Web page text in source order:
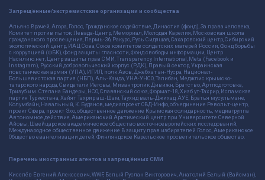
Запрещённые/экстремистские организации и сообщества
Альянс Врачей, Агора, Голос, Гражданское содействие, Династия (фонд), За права человека,
Комитет против пыток, Левада-Центр, Мемориал, Молодая Карелия, Московская школа
гражданского просвещения, Пермь-36, Ракурс, Русь Сидящая, Сахаровский центр, Сибирский
экологический центр, ИАЦ Сова, Союз комитетов солдатских матерей России, Фонд борьбы
с коррупцией (ФБК), Фонд защиты гласности, Фонд свободы информации, Центр
Насилию.нет, Центр защиты прав СМИ, Transparency International, Meta (Facebook и
Instagram), Русский добровольческий корпус (РДК), Правый сектор, Украинская
повстанческая армия (УПА), ИГИЛ, полк Азов, Джебхат ан-Нусра, Национал-
Большевистская партия (НБП), Аль-Каида, УНА-УНСО, Талибан, Меджлис крымско-
татарского народа, Свидетели Иеговы, Мизантропик Дивижн, Братство, Артподготовка,
Тризуб им. Степана Бандеры, НСО, Славянский союз, Формат-18, Хизб ут-Тахрир, Исламская
партия Туркестана, Хайят Тахрир аш-Шам, Таухид валь-Джихад, АУЕ, Братья мусульмане,
Колумбайн, Навальный, К. Буданов, медиапроект ОВД-Инфо, объединение Револьт-центр,
проект Сфера, проект Эхо, общественное движение Крымская солидарность, медиагруппа
Автономное действие, Американский Арктический центр при Университете Северной
Айовы, Швейцарское академическое общество восточноевропейских исследований,
Международное общественное движение В защиту прав избирателей Голос, Американское
Общество евангелизации детей, Финляндское Карельское просветительское общество.
Перечень иностранных агентов и запрещённых СМИ
Киселёв Евгений Алекссевич, WWF, Белый Руслан Викторович, Анатолий Белый (Вайсман),